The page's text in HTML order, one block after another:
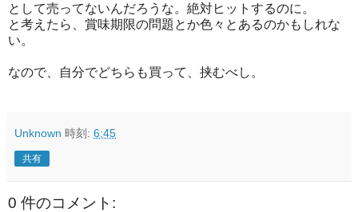
として売ってないんだろうな。絶対ヒットするのに。
と考えたら、賞味期限の問題とか色々とあるのかもしれな
い。
なので、自分でどちらも買って、挟むべし。
Unknown 時刻: 6:45
共有
0 件のコメント: